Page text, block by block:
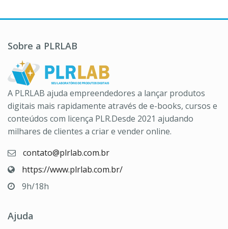
Sobre a PLRLAB
A PLRLAB ajuda empreendedores a lançar produtos
digitais mais rapidamente através de e-books, cursos e
conteúdos com licença PLR.Desde 2021 ajudando
milhares de clientes a criar e vender online.
contato@plrlab.com.br
https://www.plrlab.com.br/
9h/18h
Ajuda